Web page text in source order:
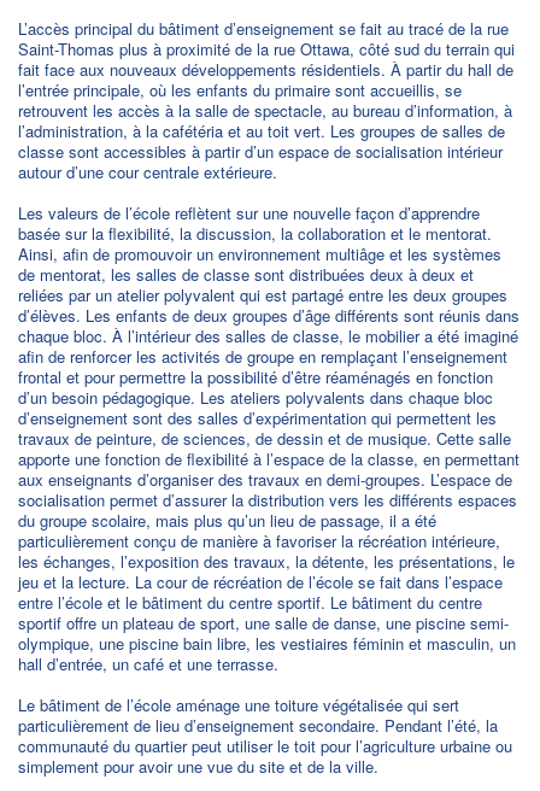
L’accès principal du bâtiment d’enseignement se fait au tracé de la rue
Saint-Thomas plus à proximité de la rue Ottawa, côté sud du terrain qui
fait face aux nouveaux développements résidentiels. À partir du hall de
l’entrée principale, où les enfants du primaire sont accueillis, se
retrouvent les accès à la salle de spectacle, au bureau d’information, à
l’administration, à la cafétéria et au toit vert. Les groupes de salles de
classe sont accessibles à partir d’un espace de socialisation intérieur
autour d’une cour centrale extérieure.
Les valeurs de l’école reflètent sur une nouvelle façon d’apprendre
basée sur la flexibilité, la discussion, la collaboration et le mentorat.
Ainsi, afin de promouvoir un environnement multiâge et les systèmes
de mentorat, les salles de classe sont distribuées deux à deux et
reliées par un atelier polyvalent qui est partagé entre les deux groupes
d’élèves. Les enfants de deux groupes d’âge différents sont réunis dans
chaque bloc. À l’intérieur des salles de classe, le mobilier a été imaginé
afin de renforcer les activités de groupe en remplaçant l’enseignement
frontal et pour permettre la possibilité d’être réaménagés en fonction
d’un besoin pédagogique. Les ateliers polyvalents dans chaque bloc
d’enseignement sont des salles d’expérimentation qui permettent les
travaux de peinture, de sciences, de dessin et de musique. Cette salle
apporte une fonction de flexibilité à l’espace de la classe, en permettant
aux enseignants d’organiser des travaux en demi-groupes. L’espace de
socialisation permet d’assurer la distribution vers les différents espaces
du groupe scolaire, mais plus qu’un lieu de passage, il a été
particulièrement conçu de manière à favoriser la récréation intérieure,
les échanges, l’exposition des travaux, la détente, les présentations, le
jeu et la lecture. La cour de récréation de l’école se fait dans l’espace
entre l’école et le bâtiment du centre sportif. Le bâtiment du centre
sportif offre un plateau de sport, une salle de danse, une piscine semi-
olympique, une piscine bain libre, les vestiaires féminin et masculin, un
hall d’entrée, un café et une terrasse.
Le bâtiment de l’école aménage une toiture végétalisée qui sert
particulièrement de lieu d’enseignement secondaire. Pendant l’été, la
communauté du quartier peut utiliser le toit pour l’agriculture urbaine ou
simplement pour avoir une vue du site et de la ville.